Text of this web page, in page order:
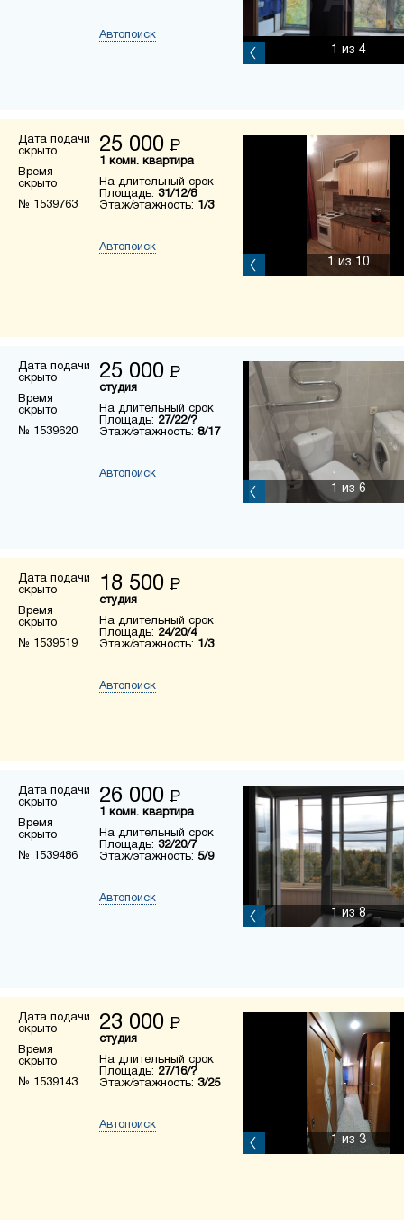
Автопоиск
1 из 4
Дата подачи
скрыто
Время
скрыто
№ 1539763
25 000 Р
1 комн. квартира
На длительный срок
Площадь: 31/12/8
Этаж/этажность: 1/3
Автопоиск
1 из 10
Дата подачи
скрыто
Время
скрыто
№ 1539620
25 000 Р
студия
На длительный срок
Площадь: 27/22/?
Этаж/этажность: 8/17
Автопоиск
1 из 6
Дата подачи
скрыто
Время
скрыто
№ 1539519
18 500 Р
студия
На длительный срок
Площадь: 24/20/4
Этаж/этажность: 1/3
Автопоиск
Дата подачи
скрыто
Время
скрыто
№ 1539486
26 000 Р
1 комн. квартира
На длительный срок
Площадь: 32/20/7
Этаж/этажность: 5/9
Автопоиск
1из 8
Дата подачи
скрыто
Время
скрыто
№ 1539143
23 000 Р
студия
На длительный срок
Площадь: 27/16/?
Этаж/этажность: 3/25
Автопоиск
1 из 3